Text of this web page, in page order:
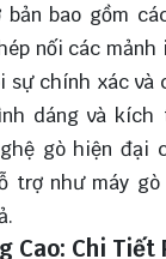
bao gồm
nối các mảnh
sự chính xác và
dáng và kích
gò hiện đại
trợ như máy gò
Cao: Chi Tiết